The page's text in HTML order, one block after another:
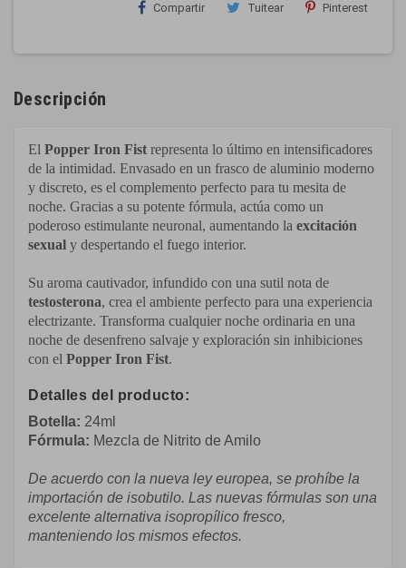
Compartir Tuitear Pinterest
Descripción
El Popper Iron Fist representa lo último en intensificadores
de la intimidad. Envasado en un frasco de aluminio moderno
y discreto, es el complemento perfecto para tu mesita de
noche. Gracias a su potente fórmula, actúa como un
poderoso estimulante neuronal, aumentando la excitación
sexual y despertando el fuego interior.
Su aroma cautivador, infundido con una sutil nota de
testosterona, crea el ambiente perfecto para una experiencia
electrizante. Transforma cualquier noche ordinaria en una
noche de desenfreno salvaje y exploración sin inhibiciones
con el Popper Iron Fist.
Detalles del producto:
Botella: 24ml
Fórmula: Mezcla de Nitrito de Amilo
De acuerdo con la nueva ley europea, se prohíbe la
importación de isobutilo. Las nuevas fórmulas son una
excelente alternativa isopropílico fresco,
manteniendo los mismos efectos.